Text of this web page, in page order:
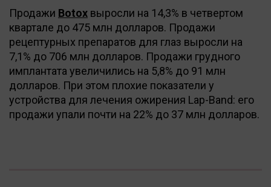
Продажи Botox выросли на 14,3% в четвертом
квартале до 475 млн долларов. Продажи
рецептурных препаратов для глаз выросли на
7,1% до 706 млн долларов. Продажи грудного
имплантата увеличились на 5,8% до 91 млн
долларов. При этом плохие показатели у
устройства для лечения ожирения Lap-Band: его
продажи упали почти на 22% до 37 млн долларов.